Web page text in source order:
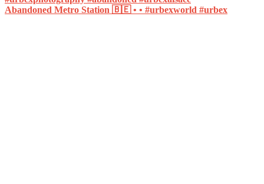
Abandoned Metro Station 🇧🇪 • • #urbexworld #urbex